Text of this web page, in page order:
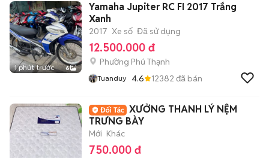
1 phút trước 6
Yamaha Jupiter RC FI 2017 Trắng
Xanh
2017 Xe số Đã sử dụng
12.500.000 đ
Phường Phú Thạnh
Tuanduy 4.6 12382 đã bán
XƯỞNG THANH LÝ NỆM
TRƯNG BÀY
Mới Khác
750.000 đ